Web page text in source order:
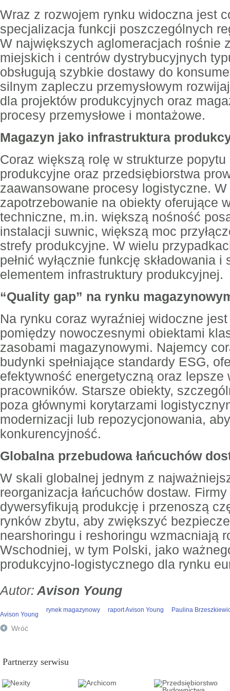
Wraz z rozwojem rynku widoczna jest
specjalizacja funkcji poszczególnych
W największych aglomeracjach rośnie
miejskich i centrów dystrybucyjnych
obsługują szybkie dostawy do
silnym zapleczu przemysłowym
dla projektów produkcyjnych oraz
procesy przemysłowe i montażowe.
Magazyn jako infrastruktura
Coraz większą rolę w strukturze
produkcyjne oraz przedsiębiorstwa
zaawansowane procesy logistyczne.
zapotrzebowanie na obiekty oferujące
techniczne, m.in. większą nośność
instalacji suwnic, większą moc
strefy produkcyjne. W wielu
pełnić wyłącznie funkcję składowania
elementem infrastruktury produkcyjnej.
“Quality gap” na rynku
Na rynku coraz wyraźniej widoczne
pomiędzy nowoczesnymi obiektami
zasobami magazynowymi. Najemcy
budynki spełniające standardy ESG,
efektywność energetyczną oraz lepsze
pracowników. Starsze obiekty,
poza głównymi korytarzami
modernizacji lub repozycjonowania,
konkurencyjność.
Globalna przebudowa łańcuchów
W skali globalnej jednym z
reorganizacja łańcuchów dostaw.
dywersyfikują produkcję i przenoszą
rynków zbytu, aby zwiększyć
nearshoringu i reshoringu wzmacniają
Wschodniej, w tym Polski, jako
produkcyjno-logistycznego dla rynku
Avison Young
Avison Young
rynek magazynowy raport Avison Young Paulina
Wróć
Partnerzy serwisu